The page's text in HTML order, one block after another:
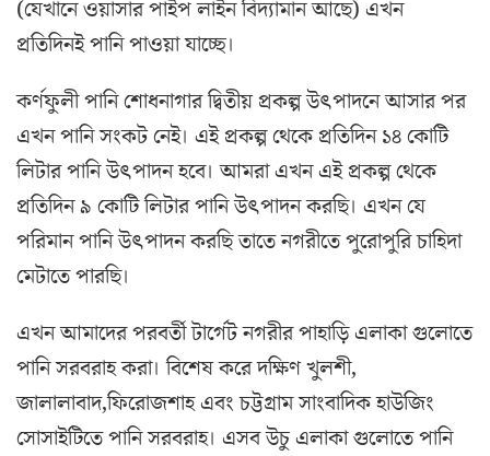
(যেখানে ওয়াসার পাইপ লাইন বিদ্যামান আছে) এখন
প্রতিদিনই পানি পাওয়া যাচ্ছে।
কর্ণফুলী পানি শোধনাগার দ্বিতীয় প্রকল্প উৎপাদনে আসার পর
এখন পানি সংকট নেই। এই প্রকল্প থেকে প্রতিদিন ১৪ কোটি
লিটার পানি উৎপাদন হবে। আমরা এখন এই প্রকল্প থেকে
প্রতিদিন ৯ কোটি লিটার পানি উৎপাদন করছি। এখন যে
পরিমান পানি উৎপাদন করছি তাতে নগরীতে পুরোপুরি চাহিদা
মেটাতে পারছি।
এখন আমাদের পরবর্তী টার্গেট নগরীর পাহাড়ি এলাকা গুলোতে
পানি সরবরাহ করা। বিশেষ করে দক্ষিণ খুলশী,
জালালাবাদ,ফিরোজশাহ এবং চট্টগ্রাম সাংবাদিক হাউজিং
সোসাইটিতে পানি সরবরাহ। এসব উচু এলাকা গুলোতে পানি